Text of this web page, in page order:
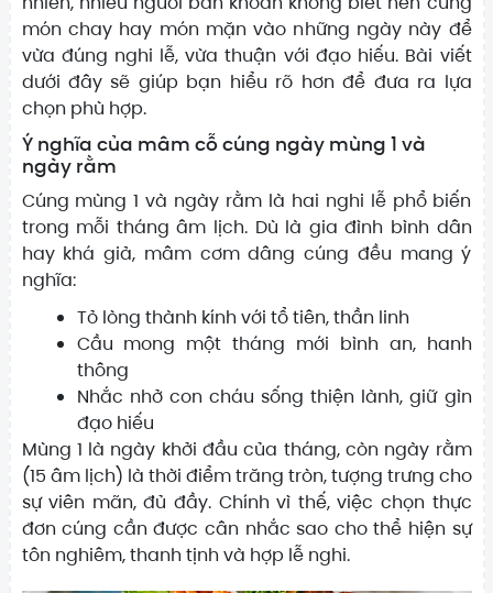
món chay hay món mặn vào những ngày này để
vừa đúng nghi lễ, vừa thuận với đạo hiếu. Bài viết
dưới đây sẽ giúp bạn hiểu rõ hơn để đưa ra lựa
chọn phù hợp.
Ý nghĩa của mâm cỗ cúng ngày mùng 1 và
ngày rằm
Cúng mùng 1 và ngày rằm là hai nghi lễ phổ biến
trong mỗi tháng âm lịch. Dù là gia đình bình dân
hay khá giả, mâm cơm dâng cúng đều mang ý
nghĩa:
Tỏ lòng thành kính với tổ tiên, thần linh
Cầu mong một tháng mới bình an, hanh
thông
Nhắc nhở con cháu sống thiện lành, giữ gìn
đạo hiếu
Mùng 1 là ngày khởi đầu của tháng, còn ngày rằm
(15 âm lịch) là thời điểm trăng tròn, tượng trưng cho
sự viên mãn, đủ đầy. Chính vì thế, việc chọn thực
đơn cúng cần được cân nhắc sao cho thể hiện sự
tôn nghiêm, thanh tịnh và hợp lễ nghi.